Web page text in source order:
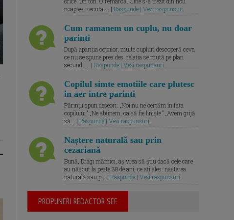
noaptea trecuta.... | Raspunde | Vezi raspunsuri
Cum ramanem un cuplu, nu doar
parinti
După apariția copiilor, multe cupluri descoperă ceva
ce nu se spune prea des: relația se mută pe plan
secund. ... | Raspunde | Vezi raspunsuri
Copilul simte emotiile care plutesc
in aer intre parinti
Părinții spun deseori: „Noi nu ne certăm în fața
copilului.” „Ne abținem, ca să fie liniște.” „Avem grijă
să... | Raspunde | Vezi raspunsuri
Naștere naturală sau prin
cezariană
Bună, Dragi mămici, aș vrea să știu dacă cele care
au născut la peste 38 de ani, ce ați ales: nașterea
naturală sau p... | Raspunde | Vezi raspunsuri
PROPUNERI REDACTOR SEF